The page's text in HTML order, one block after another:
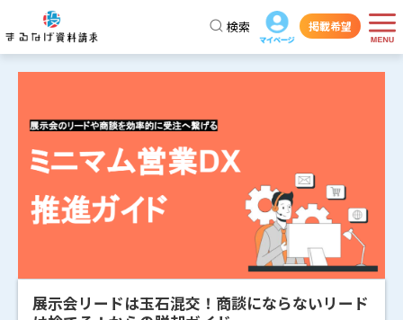
掲載希望
検索
展示会リードは玉石混交！商談にならないリード